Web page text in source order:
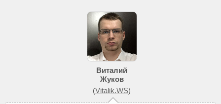
Виталий
Жуков
(Vitalik.WS)